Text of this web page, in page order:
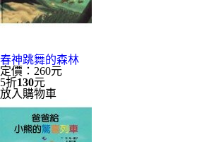
春神跳舞的森林
定價：260元
5折130元
放入購物車